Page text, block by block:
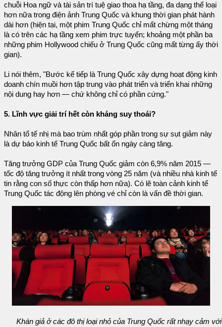
chuỗi Hoa ngữ và tài sản trí tuệ giao thoa hạ tầng, đa dạng thể loại
hơn nữa trong điện ảnh Trung Quốc và khung thời gian phát hành
dài hơn (hiện tại, một phim Trung Quốc chỉ mất chừng một tháng
là có trên các hạ tầng xem phim trực tuyến; khoảng một phần ba
những phim Hollywood chiếu ở Trung Quốc cũng mất từng ấy thời
gian).
Li nói thêm, "Bước kế tiếp là Trung Quốc xây dựng hoạt động kinh
doanh chín muồi hơn tập trung vào phát triển và triển khai những
nội dung hay hơn — chứ không chỉ có phần cứng."
5. Lĩnh vực giải trí hết còn kháng suy thoái?
Nhân tố tế nhị mà bao trùm nhất góp phần trong sự sụt giảm này
là dự báo kinh tế Trung Quốc bất ổn ngày càng tăng.
Tăng trưởng GDP của Trung Quốc giảm còn 6,9% năm 2015 —
tốc độ tăng trưởng ít nhất trong vòng 25 năm (và nhiều nhà kinh tế
tin rằng con số thực còn thấp hơn nữa). Có lẽ toàn cảnh kinh tế
Trung Quốc tác động lên phòng vé chỉ còn là vấn đề thời gian.
Khán giả ở các đô thị loại nhỏ của Trung Quốc rất nhạy cảm